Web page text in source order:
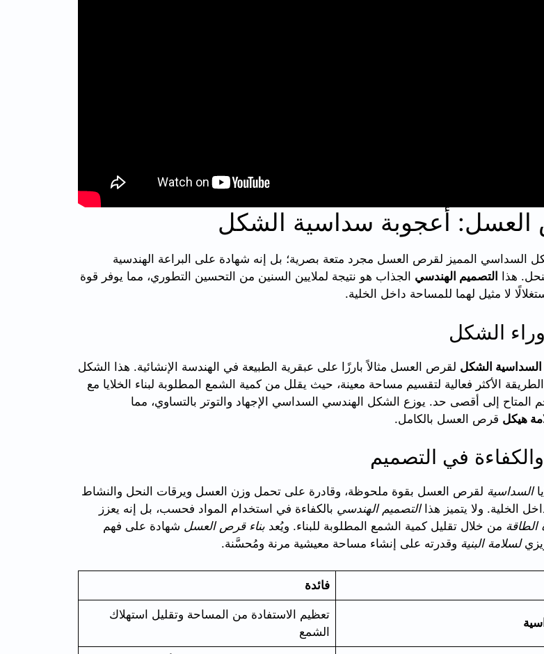
أعجوبة سداسية الشكل
السداسي المميز لقرص العسل مجرد متعة بصرية؛ بل إنه شهادة على البراعة الهندسية
هذا
التصميم الهندسي الجذاب هو نتيجة لملايين السنين من التحسين التطوري، مما يوفر قوة
لا مثيل لهما للمساحة داخل الخلية.
الشكل
السداسية الشكل لقرص العسل مثالاً بارزًا على عبقرية الطبيعة في الهندسة الإنشائية. هذا الشكل
الأكثر فعالية لتقسيم مساحة معينة، حيث يقلل من كمية الشمع المطلوبة لبناء الخلايا مع
المتاح إلى أقصى حد. يوزع الشكل الهندسي السداسي الإجهاد والتوتر بالتساوي، مما
هيكل قرص العسل بالكامل.
في التصميم
السداسية لقرص العسل بقوة ملحوظة، وقادرة على تحمل وزن العسل ويرقات النحل والنشاط
الخلية. ولا يتميز هذاالتصميم الهندسي بالكفاءة في استخدام المواد فحسب، بل إنه يعزز
الطاقة من خلال تقليل كمية الشمع المطلوبة للبناء. ويُعد بناء قرص العسل شهادة على فهم
لسلامة البنية وقدرته على إنشاء مساحة معيشية مرنة ومُحسَّنة.
فائدة
تعظيم الاستفادة من المساحة وتقليل استهلاك
الشمع